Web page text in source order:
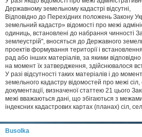
Державному земельному кадастрі відсутні,
Відповідно до Перехідних положень Закону
земельний кадастр» відомості про межі
одиниць, встановлені до набрання чинності
землеустрій", вносяться до Державного
проектів формування території і
рад або інших матеріалів, за якими
на момент їх затвердження, здійснювалося
У разі відсутності таких матеріалів і до
земельного кадастру відомостей про межі сіл,
документації, визначеної статтею 21 цього
межі вважаються дані, що збігаються з
індексних кадастрових картах (планах) сіл,
Busolka